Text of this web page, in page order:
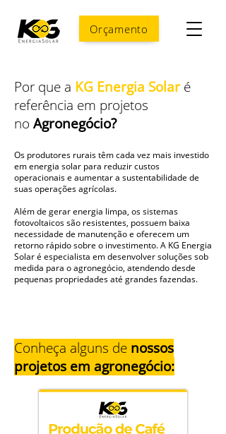
Orçamento
Por que a KG Energia Solaré
referência em projetos
no Agronegócio?
Os produtores rurais têm cada vez mais investido
em energia solar para reduzir custos
operacionais e aumentar a sustentabilidade de
suas operações agrícolas.
Além de gerar energia limpa, os sistemas
fotovoltaicos são resistentes, possuem baixa
necessidade de manutenção e oferecem um
retorno rápido sobre o investimento. A KG Energia
Solar é especialista em desenvolver soluções sob
medida para o agronegócio, atendendo desde
pequenas propriedades até grandes fazendas.
Conheça alguns de nossos
projetos em agronegócio: